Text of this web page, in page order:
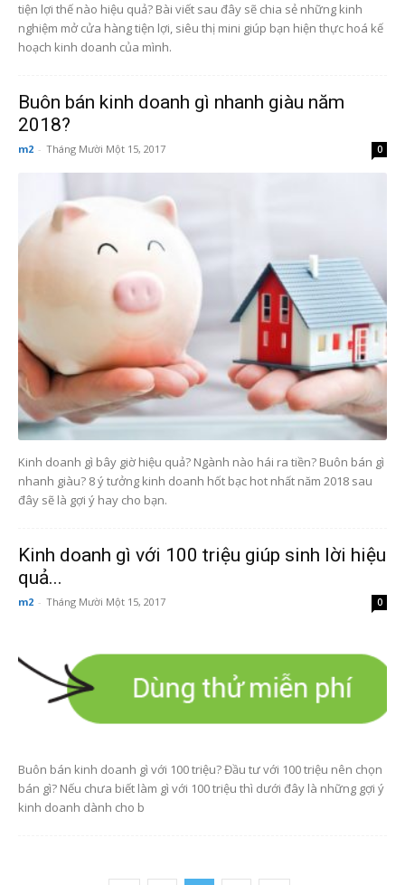
tiện lợi thế nào hiệu quả? Bài viết sau đây sẽ chia sẻ những kinh
nghiệm mở cửa hàng tiện lợi, siêu thị mini giúp bạn hiện thực hoá kế
hoạch kinh doanh của mình.
Buôn bán kinh doanh gì nhanh giàu năm
2018?
m2 - Tháng Mười Một 15, 2017 0
Kinh doanh gì bây giờ hiệu quả? Ngành nào hái ra tiền? Buôn bán gì
nhanh giàu? 8 ý tưởng kinh doanh hốt bạc hot nhất năm 2018 sau
đây sẽ là gợi ý hay cho bạn.
Kinh doanh gì với 100 triệu giúp sinh lời hiệu
quả...
m2 - Tháng Mười Một 15, 2017 0
Buôn bán kinh doanh gì với 100 triệu? Đầu tư với 100 triệu nên chọn
bán gì? Nếu chưa biết làm gì với 100 triệu thì dưới đây là những gợi ý
kinh doanh dành cho b